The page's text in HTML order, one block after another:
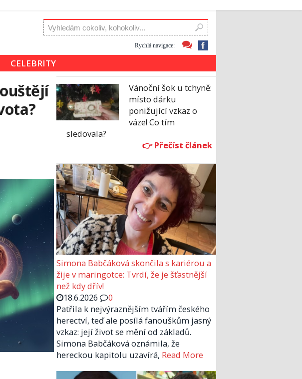
Rychlá navigace:
CELEBRITY
Vánoční šok u tchyně:
místo dárku
ponižující vzkaz o
váze! Co tím
sledovala?
Simona Babčáková skončila s kariérou a
žije v maringotce: Tvrdí, že je šťastnější
než kdy dřív!
18.6.2026
0
Patřila k nejvýraznějším tvářím českého
herectví, teď ale posílá fanouškům jasný
vzkaz: její život se mění od základů.
Simona Babčáková oznámila, že
hereckou kapitolu uzavírá, Read More